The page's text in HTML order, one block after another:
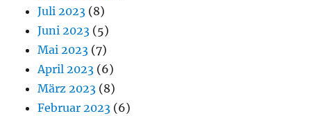
Juli 2023 (8)
Juni 2023 (5)
Mai 2023 (7)
April 2023 (6)
März 2023 (8)
Februar 2023 (6)